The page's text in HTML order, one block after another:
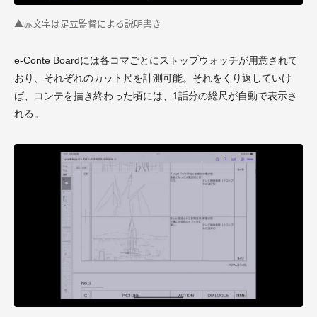
▲赤文字は足立監督による説明書き
e-Conte Boardには各コマごとにストップウォッチが用意されて
おり、それぞれのカット尺を計測可能。それをくり返していけ
ば、コンテを描き終わった頃には、1話分の総尺が自動で表示さ
れる。